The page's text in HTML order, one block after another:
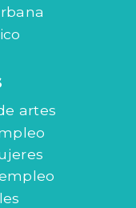
artes